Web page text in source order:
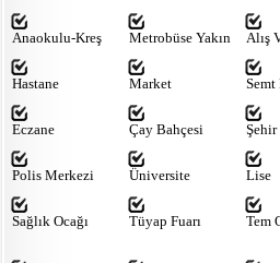
Anaokulu-Kreş Metrobüse Yakın Alış
Hastane Market Semt
Eczane Çay Bahçesi
Polis Merkezi Üniversite Lise
Sağlık Ocağı Tüyap Fuarı Tem